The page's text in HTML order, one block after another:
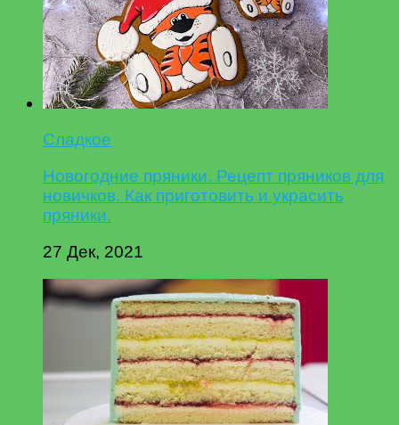
Сладкое
Новогодние пряники. Рецепт пряников для
новичков. Как приготовить и украсить
пряники.
27 Дек, 2021